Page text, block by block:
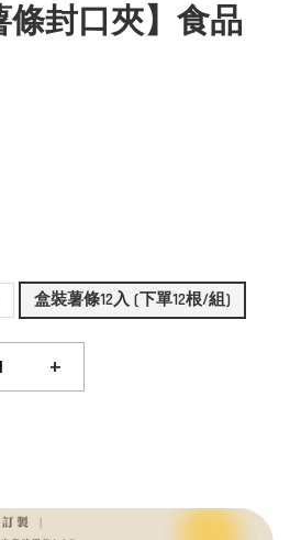
條封口夾】食品
盒裝薯條12入 (下單12根/組)
+